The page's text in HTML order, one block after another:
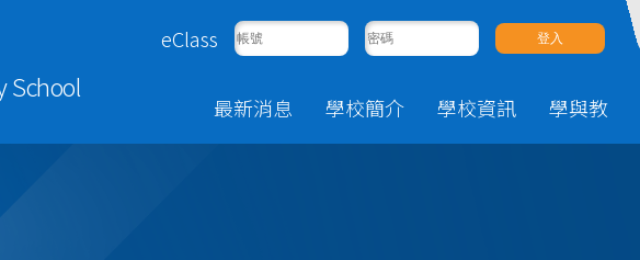
School
eClass
最新消息 學校簡介 學校資訊 學與教